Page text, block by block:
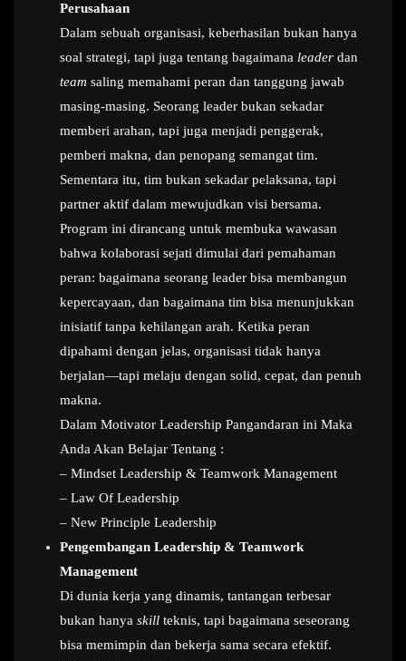
Perusahaan
Dalam sebuah organisasi, keberhasilan bukan hanya
soal strategi, tapi juga tentang bagaimana leader dan
team saling memahami peran dan tanggung jawab
masing-masing. Seorang leader bukan sekadar
memberi arahan, tapi juga menjadi penggerak,
pemberi makna, dan penopang semangat tim.
Sementara itu, tim bukan sekadar pelaksana, tapi
partner aktif dalam mewujudkan visi bersama.
Program ini dirancang untuk membuka wawasan
bahwa kolaborasi sejati dimulai dari pemahaman
peran: bagaimana seorang leader bisa membangun
kepercayaan, dan bagaimana tim bisa menunjukkan
inisiatif tanpa kehilangan arah. Ketika peran
dipahami dengan jelas, organisasi tidak hanya
berjalan—tapi melaju dengan solid, cepat, dan penuh
makna.
Dalam Motivator Leadership Pangandaran ini Maka
Anda Akan Belajar Tentang :
– Mindset Leadership & Teamwork Management
– Law Of Leadership
– New Principle Leadership
Pengembangan Leadership & Teamwork
Management
Di dunia kerja yang dinamis, tantangan terbesar
bukan hanya skill teknis, tapi bagaimana seseorang
bisa memimpin dan bekerja sama secara efektif.